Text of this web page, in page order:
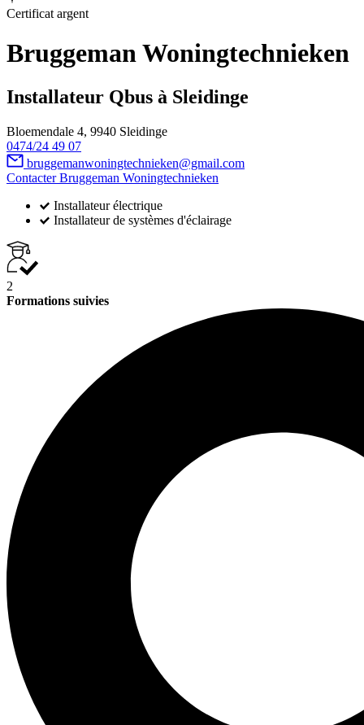
Certificat argent
Bruggeman Woningtechnieken
Installateur Qbus à Sleidinge
Bloemendale 4, 9940 Sleidinge
0474/24 49 07
bruggemanwoningtechnieken@gmail.com
Contacter Bruggeman Woningtechnieken
Installateur électrique
Installateur de systèmes d'éclairage
2
Formations suivies